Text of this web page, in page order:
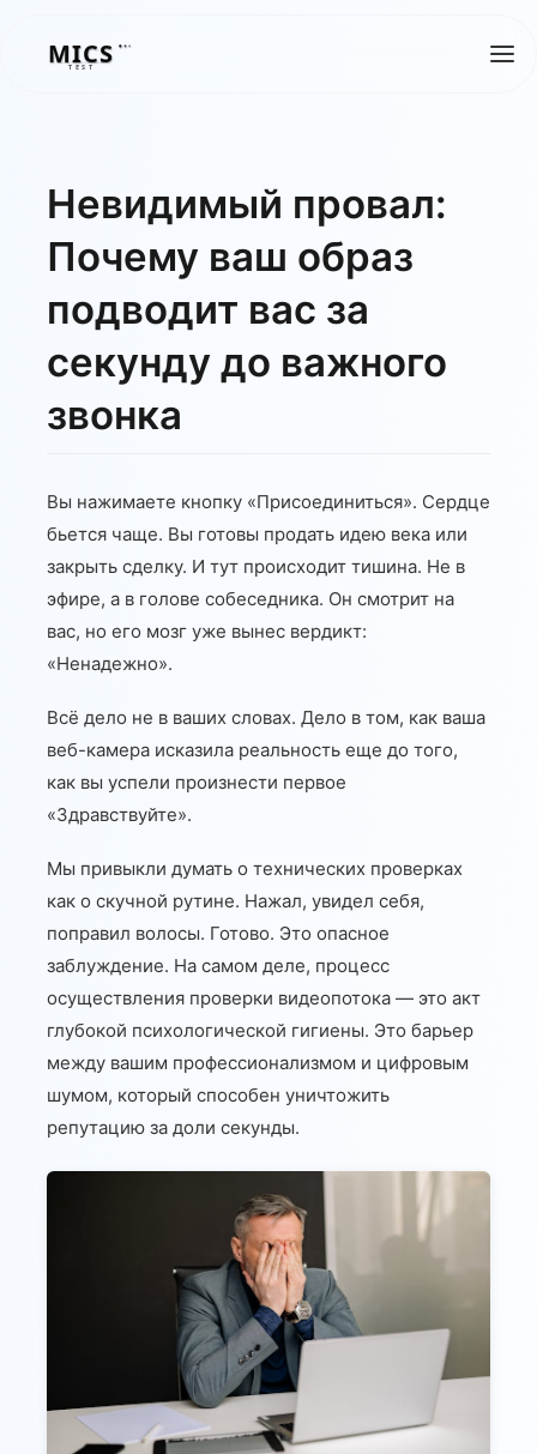
MICS
MICS
TEST
Невидимый провал:
Почему ваш образ
подводит вас за
секунду до важного
звонка
Вы нажимаете кнопку «Присоединиться». Сердце
бьется чаще. Вы готовы продать идею века или
закрыть сделку. И тут происходит тишина. Не в
эфире, а в голове собеседника. Он смотрит на
вас, но его мозг уже вынес вердикт:
«Ненадежно».
Всё дело не в ваших словах. Дело в том, как ваша
веб-камера исказила реальность еще до того,
как вы успели произнести первое
«Здравствуйте».
Мы привыкли думать о технических проверках
как о скучной рутине. Нажал, увидел себя,
поправил волосы. Готово. Это опасное
заблуждение. На самом деле, процесс
осуществления проверки видеопотока — это акт
глубокой психологической гигиены. Это барьер
между вашим профессионализмом и цифровым
шумом, который способен уничтожить
репутацию за доли секунды.